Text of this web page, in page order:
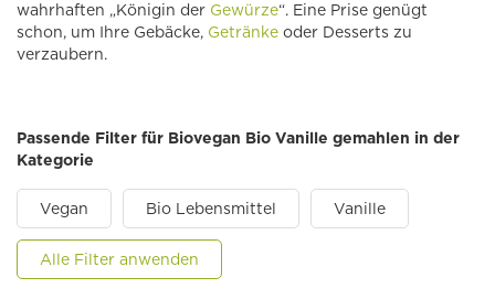
wahrhaften „Königin der Gewürze“. Eine Prise genügt
schon, um Ihre Gebäcke, Getränke oder Desserts zu
verzaubern.
Passende Filter für Biovegan Bio Vanille gemahlen in der
Kategorie
Vegan Bio Lebensmittel Vanille
Alle Filter anwenden